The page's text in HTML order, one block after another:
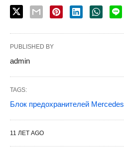
PUBLISHED BY
admin
TAGS:
Блок предохранителей Mercedes
11 ЛЕТ AGO